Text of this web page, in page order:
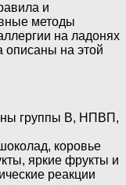
и
методы
на ладонях
описаны на этой
группы В, НПВП,
коровье
яркие фрукты и
реакции